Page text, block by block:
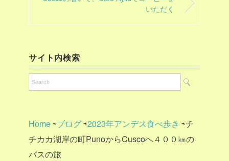
いただく
サイト内検索
Home⇨ブログ⇨2023年アンデス食べ歩き ⇨チ
チカカ湖岸の町PunoからCuscoへ４００㎞の
バスの旅